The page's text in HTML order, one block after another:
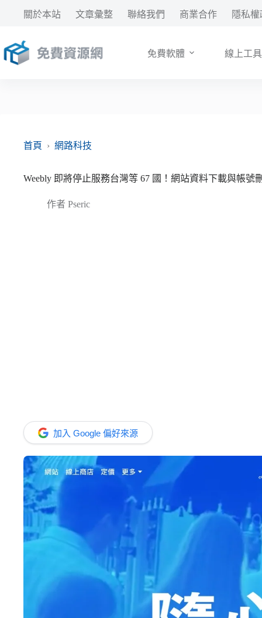
要
內
關於本站 文章彙整 聯絡我們 商業合作 隱私
免費軟體 線上工具
首頁 › 網路科技
Weebly 即將停止服務台灣等 67 國！網站資料下載與帳號
作者 Pseric
加入 Google 偏好來源